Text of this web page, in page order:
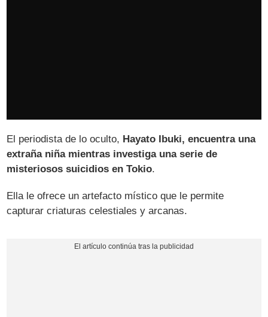
El periodista de lo oculto, Hayato Ibuki, encuentra una
extraña niña mientras investiga una serie de
misteriosos suicidios en Tokio.
Ella le ofrece un artefacto místico que le permite
capturar criaturas celestiales y arcanas.